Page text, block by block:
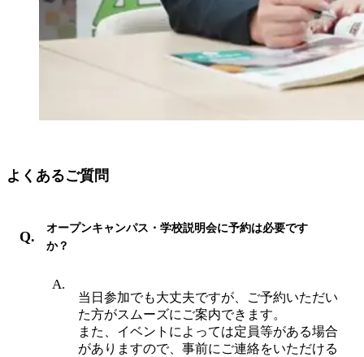
よくあるご質問
オープンキャンパス・学校説明会に予約は必要です
か？
当日参加でも大丈夫ですが、ご予約いただい
た方がスムーズにご案内できます。
また、イベントによっては定員等がある場合
がありますので、事前にご連絡をいただける